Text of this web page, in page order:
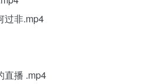
过非.mp4
直播 .mp4